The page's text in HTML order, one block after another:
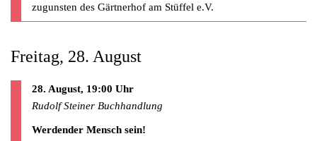
zugunsten des Gärtnerhof am Stüffel e.V.
Freitag, 28. August
28. August, 19:00 Uhr
Rudolf Steiner Buchhandlung
Werdender Mensch sein!